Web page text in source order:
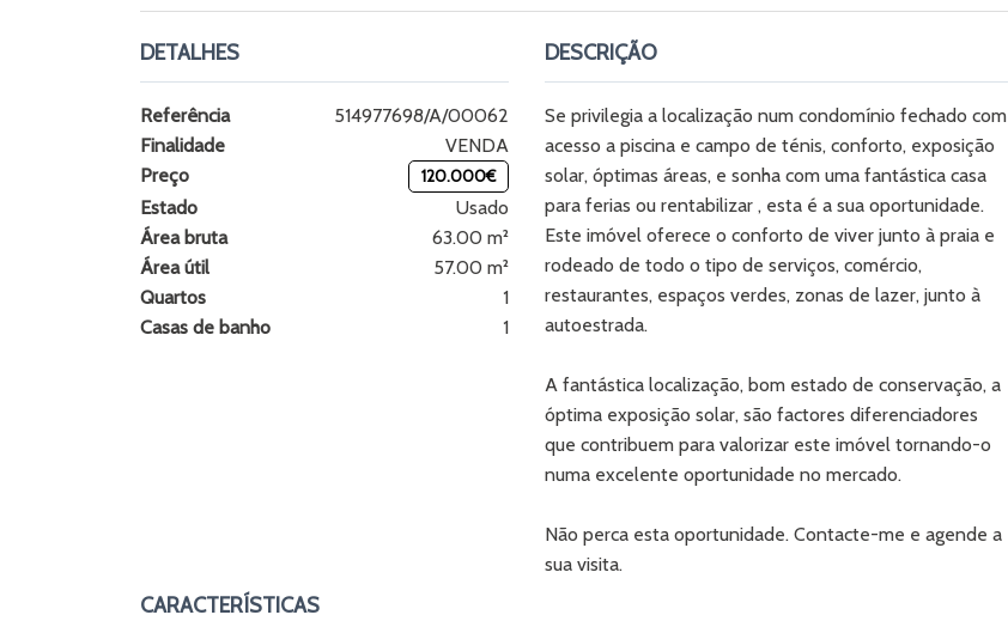
DETALHES
Referência
514977698/A/00062
Finalidade
VENDA
Preço
120.000€
Estado
Usado
Área bruta
63.00 m²
Área útil
57.00 m²
Quartos
1
Casas de banho
1
DESCRIÇÃO
Se privilegia a localização num condomínio fechado com
acesso a piscina e campo de ténis, conforto, exposição
solar, óptimas áreas, e sonha com uma fantástica casa
para ferias ou rentabilizar , esta é a sua oportunidade.
Este imóvel oferece o conforto de viver junto à praia e
rodeado de todo o tipo de serviços, comércio,
restaurantes, espaços verdes, zonas de lazer, junto à
autoestrada.
A fantástica localização, bom estado de conservação, a
óptima exposição solar, são factores diferenciadores
que contribuem para valorizar este imóvel tornando-o
numa excelente oportunidade no mercado.
Não perca esta oportunidade. Contacte-me e agende a
sua visita.
CARACTERÍSTICAS